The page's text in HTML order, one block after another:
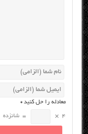
معادله را حل کنید*
4
×
= شانزده